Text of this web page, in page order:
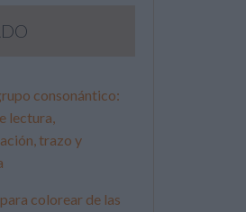
consonántico:
lectura,
trazo y
colorear de las